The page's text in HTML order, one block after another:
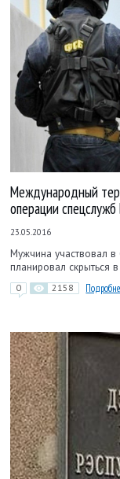
Международный
операции
23.05.2016
Мужчина участвовал
планировал скрыться
0 2158